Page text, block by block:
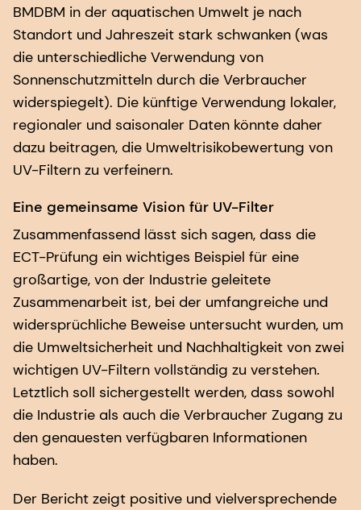
BMDBM in der aquatischen Umwelt je nach
Standort und Jahreszeit stark schwanken (was
die unterschiedliche Verwendung von
Sonnenschutzmitteln durch die Verbraucher
widerspiegelt). Die künftige Verwendung lokaler,
regionaler und saisonaler Daten könnte daher
dazu beitragen, die Umweltrisikobewertung von
UV-Filtern zu verfeinern.
Eine gemeinsame Vision für UV-Filter
Zusammenfassend lässt sich sagen, dass die
ECT-Prüfung ein wichtiges Beispiel für eine
großartige, von der Industrie geleitete
Zusammenarbeit ist, bei der umfangreiche und
widersprüchliche Beweise untersucht wurden, um
die Umweltsicherheit und Nachhaltigkeit von zwei
wichtigen UV-Filtern vollständig zu verstehen.
Letztlich soll sichergestellt werden, dass sowohl
die Industrie als auch die Verbraucher Zugang zu
den genauesten verfügbaren Informationen
haben.
Der Bericht zeigt positive und vielversprechende